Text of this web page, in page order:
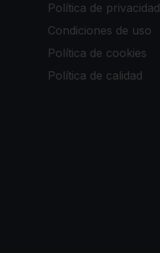
Política de privacidad
Condiciones de uso
Política de cookies
Política de calidad